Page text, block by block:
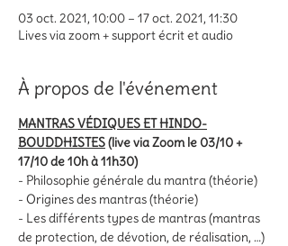
03 oct. 2021, 10:00 – 17 oct. 2021, 11:30
Lives via zoom + support écrit et audio
À propos de l'événement
MANTRAS VÉDIQUES ET HINDO-
BOUDDHISTES (live via Zoom le 03/10 +
17/10 de 10h à 11h30)
- Philosophie générale du mantra (théorie)
- Origines des mantras (théorie)
- Les différents types de mantras (mantras
de protection, de dévotion, de réalisation, …)